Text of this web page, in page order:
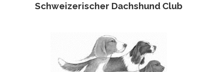
Schweizerischer Dachshund Club